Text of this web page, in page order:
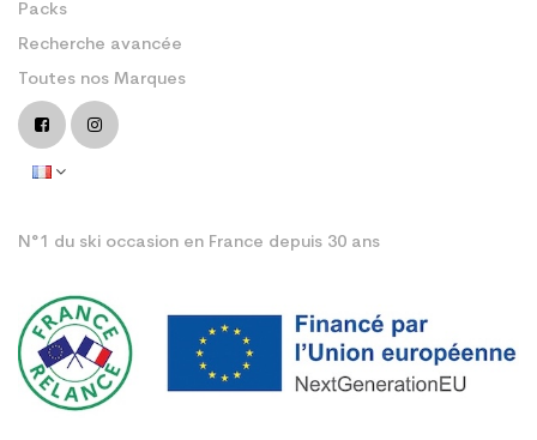
Packs
Recherche avancée
Toutes nos Marques
N°1 du ski occasion en France depuis 30 ans